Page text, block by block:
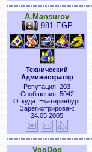
A.Mansurov
981 EGP
Технический
Администратор
Репутация: 203
Сообщения: 5042
Откуда: Екатеринбург
Зарегистрирован:
24.05.2005
VooDoo